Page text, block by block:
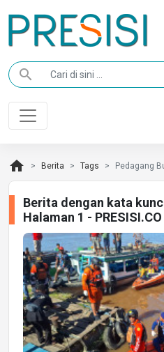
search
home Berita Tags Pedagang
Berita dengan kata
Halaman 1 - PRESISI.CO